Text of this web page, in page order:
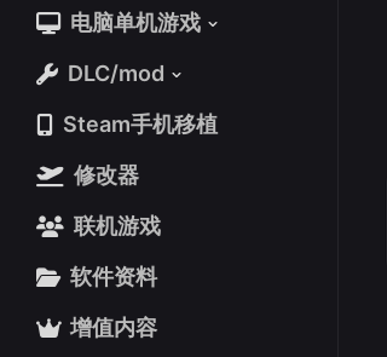
电脑单机游戏
DLC/mod
Steam手机移植
修改器
联机游戏
软件资料
增值内容
电脑单机游戏
DLC/mod
Steam手机移植
修改器
联机游戏
软件资料
增值内容